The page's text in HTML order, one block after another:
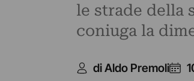
le strade della
coniuga la
di Aldo Premoli